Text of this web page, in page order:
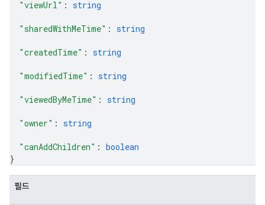
"viewUrl" : string
"sharedWithMeTime" : string
"createdTime" : string
"modifiedTime" : string
"viewedByMeTime" : string
"owner" : string
"canAddChildren" : boolean
}
필드